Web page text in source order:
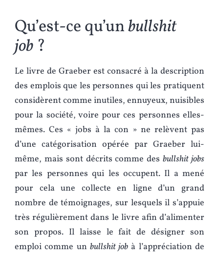
Qu’est-ce qu’unbullshit
job ?
Le livre de Graeber est consacré à la description
des emplois que les personnes qui les pratiquent
considèrent comme inutiles, ennuyeux, nuisibles
pour la société, voire pour ces personnes elles-
mêmes. Ces « jobs à la con » ne relèvent pas
d’une catégorisation opérée par Graeber lui-
même, mais sont décrits comme desbullshit jobs
par les personnes qui les occupent. Il a mené
pour cela une collecte en ligne d’un grand
nombre de témoignages, sur lesquels il s’appuie
très régulièrement dans le livre afin d’alimenter
son propos. Il laisse le fait de désigner son
emploi comme un bullshit job à l’appréciation de